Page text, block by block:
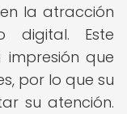
la atracción
digital. Este
que
por lo que su
su atención.